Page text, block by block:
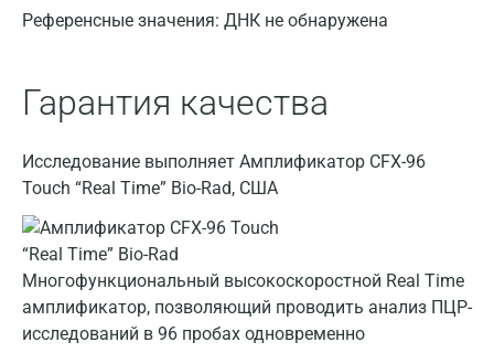
Референсные значения: ДНК не обнаружена
Гарантия качества
Исследование выполняет Амплификатор CFX-96
Touch “Real Time” Bio-Rad, США
Многофункциональный высокоскоростной Real Time
амплификатор, позволяющий проводить анализ ПЦР-
исследований в 96 пробах одновременно
Москва
Нижний Новгород
Казань
Альметьевск
Апрелевка
Армавир
Астрахань